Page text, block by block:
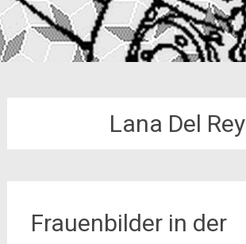
Lana Del Rey
Frauenbilder in der